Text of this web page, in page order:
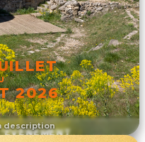
description
2026